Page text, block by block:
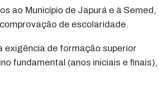
ao Município de Japurá e à Semed,
de escolaridade.
exigência de formação superior
fundamental (anos iniciais e finais),